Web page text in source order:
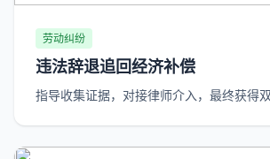
劳动纠纷
违法辞退追回经济补偿
指导收集证据，对接律师介入，最终获得双